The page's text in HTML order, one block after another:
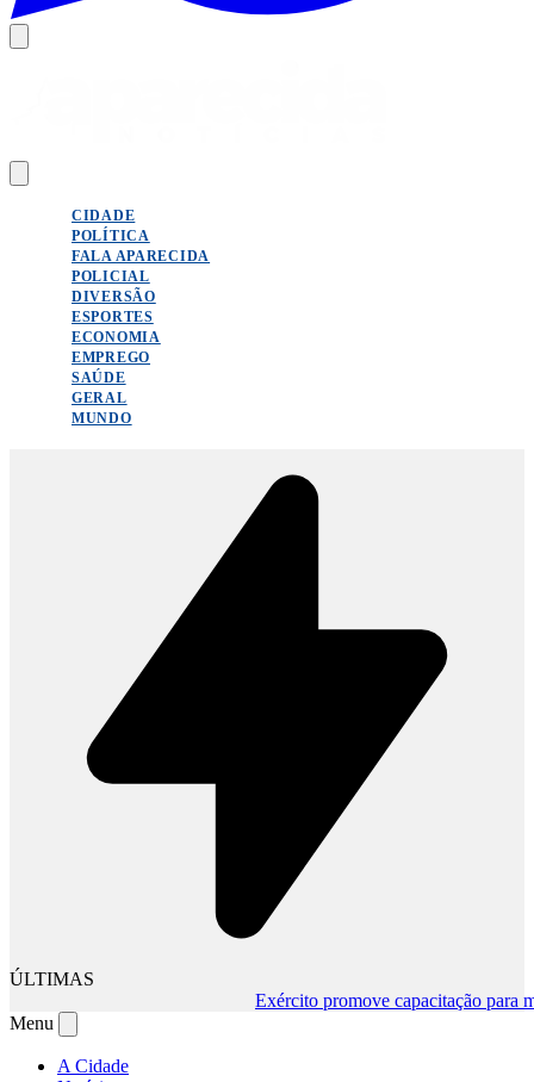
CIDADE
POLÍTICA
FALA APARECIDA
POLICIAL
DIVERSÃO
ESPORTES
ECONOMIA
EMPREGO
SAÚDE
GERAL
MUNDO
ÚLTIMAS
Exército promove capacitação para
Menu
A Cidade